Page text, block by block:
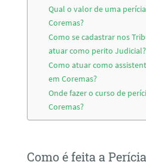
Qual o valor de uma
Coremas?
Como se cadastrar nos
atuar como perito Judicial?
Como atuar como
em Coremas?
Onde fazer o curso de
Coremas?
Como é feita a